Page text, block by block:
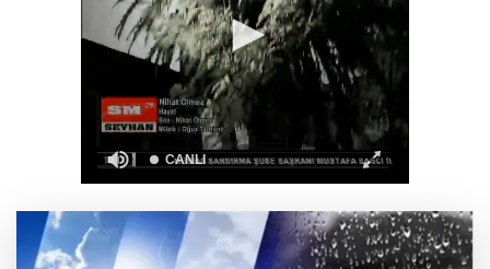
İzmir’in ilk lavanta parkı geliyor
Kocaeli'de çocuklara yangın güvenliği eğitimi
Başkentte yavru zebranın adı ‘Pijamalı’ oldu